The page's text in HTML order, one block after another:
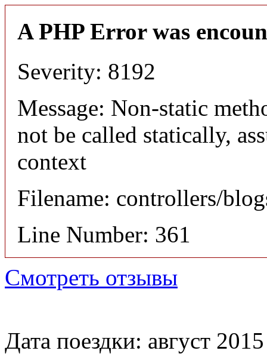
A PHP Error was
Severity: 8192
Message: Non-static
not be called statically,
context
Filename: controllers/
Line Number: 361
Смотреть отзывы
Дата поездки: август